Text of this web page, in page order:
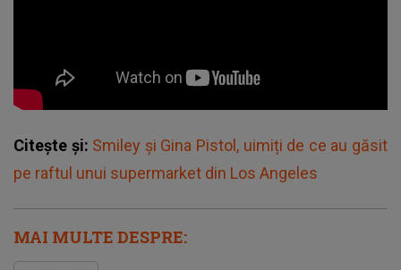
Citește și: Smiley și Gina Pistol, uimiți de ce au găsit
pe raftul unui supermarket din Los Angeles
MAI MULTE DESPRE: